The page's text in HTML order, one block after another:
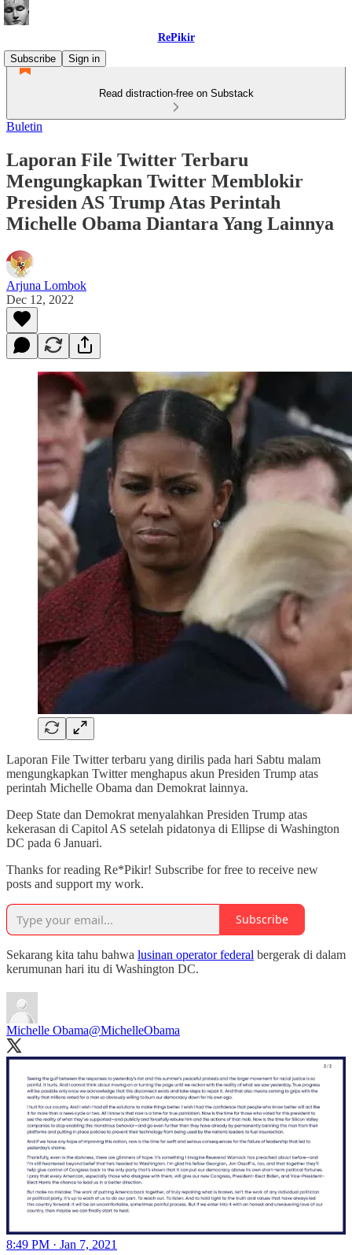
RePikir
Subscribe
Sign in
Read distraction-free on Substack
Buletin
Laporan File Twitter Terbaru
Mengungkapkan Twitter Memblokir
Presiden AS Trump Atas Perintah
Michelle Obama Diantara Yang Lainnya
Arjuna Lombok
Dec 12, 2022
Laporan File Twitter terbaru yang dirilis pada hari Sabtu malam
mengungkapkan Twitter menghapus akun Presiden Trump atas
perintah Michelle Obama dan Demokrat lainnya.
Deep State dan Demokrat menyalahkan Presiden Trump atas
kekerasan di Capitol AS setelah pidatonya di Ellipse di Washington
DC pada 6 Januari.
Thanks for reading Re*Pikir! Subscribe for free to receive new
posts and support my work.
Subscribe
Sekarang kita tahu bahwa lusinan operator federal bergerak di dalam
kerumunan hari itu di Washington DC.
Michelle Obama@MichelleObama
8:49 PM · Jan 7, 2021